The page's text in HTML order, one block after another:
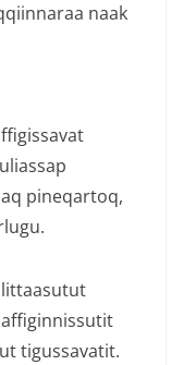
naak
pineqartoq,
tigussavatit.